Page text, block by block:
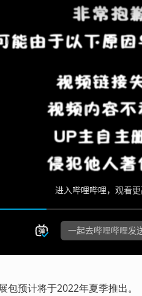
包预计将于2022年夏季推出。